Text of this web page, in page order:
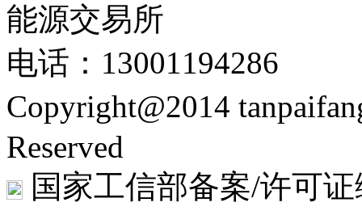
能源交易所
电话：13001194286
Copyright@2014
Reserved
国家工信部备案/许可